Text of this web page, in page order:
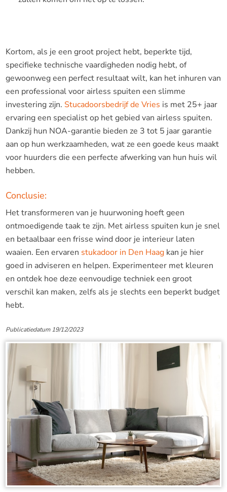
Kortom, als je een groot project hebt, beperkte tijd,
specifieke technische vaardigheden nodig hebt, of
gewoonweg een perfect resultaat wilt, kan het inhuren van
een professional voor airless spuiten een slimme
investering zijn. Stucadoorsbedrijf de Vries is met 25+ jaar
ervaring een specialist op het gebied van airless spuiten.
Dankzij hun NOA-garantie bieden ze 3 tot 5 jaar garantie
aan op hun werkzaamheden, wat ze een goede keus maakt
voor huurders die een perfecte afwerking van hun huis wil
hebben.
Conclusie:
Het transformeren van je huurwoning hoeft geen
ontmoedigende taak te zijn. Met airless spuiten kun je snel
en betaalbaar een frisse wind door je interieur laten
waaien. Een ervaren stukadoor in Den Haagkan je hier
goed in adviseren en helpen. Experimenteer met kleuren
en ontdek hoe deze eenvoudige techniek een groot
verschil kan maken, zelfs als je slechts een beperkt budget
hebt.
Publicatiedatum 19/12/2023